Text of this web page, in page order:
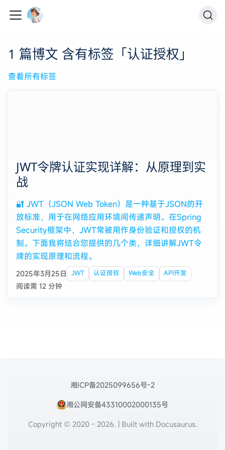
1 篇博文 含有标签「认证授权」
查看所有标签
JWT令牌认证实现详解：从原理到实
战
🔐 JWT（JSON Web Token）是一种基于JSON的开
放标准，用于在网络应用环境间传递声明。在Spring
Security框架中，JWT常被用作身份验证和授权的机
制。下面我将结合您提供的几个类，详细讲解JWT令
牌的实现原理和流程。
2025年3月25日 JWT 认证授权 Web安全 API开发
阅读需 12 分钟
湘ICP备2025099656号-2
湘公网安备43310002000135号
Copyright © 2020 - 2026. | Built with Docusaurus.